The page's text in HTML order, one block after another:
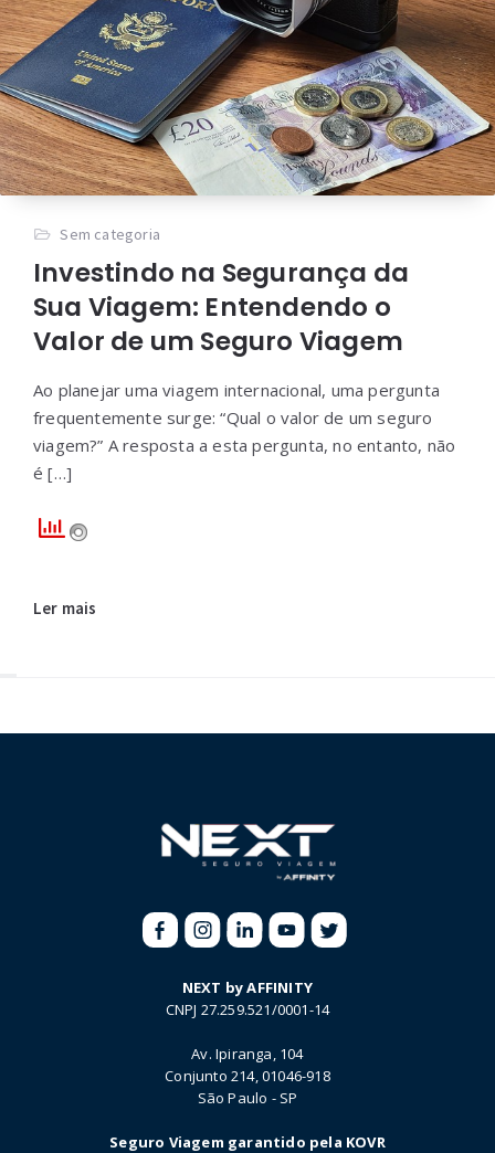
Sem categoria
Investindo na Segurança da
Sua Viagem: Entendendo o
Valor de um Seguro Viagem
Ao planejar uma viagem internacional, uma pergunta
frequentemente surge: “Qual o valor de um seguro
viagem?” A resposta a esta pergunta, no entanto, não
é […]
Ler mais
NEXT by AFFINITY
CNPJ 27.259.521/0001-14
Av. Ipiranga, 104
Conjunto 214, 01046-918
São Paulo - SP
Seguro Viagem garantido pela KOVR